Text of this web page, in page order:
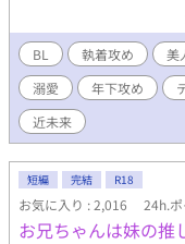
る。 だがゲーム終了
る存在。 二つの楽園の
に、“失われた過去”が
執着攻め × 共依存 × 美
いて】 ストーリーの都
り着かないので泣く泣
最終最後から番外編数
BL 執着攻め 美
溺愛
年下攻め
近未来
短編 完結 R18
お気に入り : 2,016 24h.
お兄ちゃんは妹の推